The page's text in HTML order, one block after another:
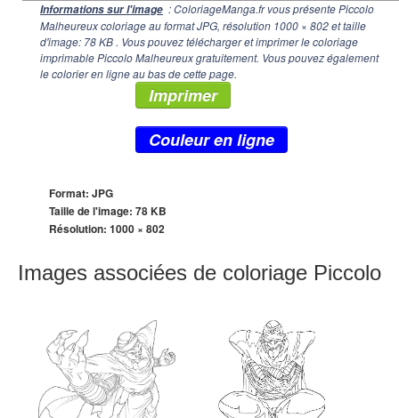
Informations sur l'image : ColoriageManga.fr vous présente Piccolo
Malheureux coloriage au format JPG, résolution 1000 × 802et taille
d'image: 78 KB . Vous pouvez télécharger et imprimer le coloriage
imprimable Piccolo Malheureux gratuitement. Vous pouvez également
le colorier en ligne au bas de cette page.
Imprimer
Couleur en ligne
Format: JPG
Taille de l'image: 78 KB
Résolution: 1000 × 802
Images associées de coloriage Piccolo